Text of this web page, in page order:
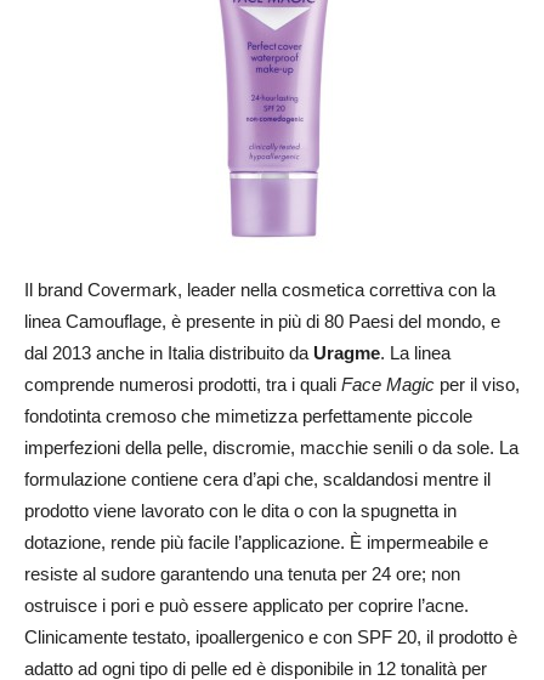
Il brand Covermark, leader nella cosmetica correttiva con la
linea Camouflage, è presente in più di 80 Paesi del mondo, e
dal 2013 anche in Italia distribuito da Uragme. La linea
comprende numerosi prodotti, tra i quali Face Magic per il viso,
fondotinta cremoso che mimetizza perfettamente piccole
imperfezioni della pelle, discromie, macchie senili o da sole. La
formulazione contiene cera d’api che, scaldandosi mentre il
prodotto viene lavorato con le dita o con la spugnetta in
dotazione, rende più facile l’applicazione. È impermeabile e
resiste al sudore garantendo una tenuta per 24 ore; non
ostruisce i pori e può essere applicato per coprire l’acne.
Clinicamente testato, ipoallergenico e con SPF 20, il prodotto è
adatto ad ogni tipo di pelle ed è disponibile in 12 tonalità per